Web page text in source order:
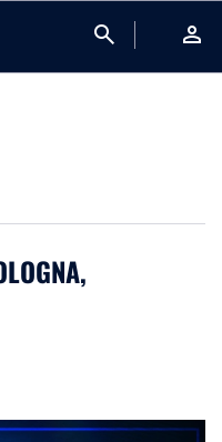
search person